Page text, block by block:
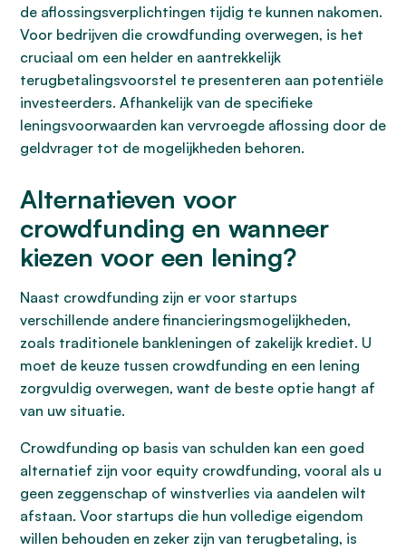
de aflossingsverplichtingen tijdig te kunnen nakomen.
Voor bedrijven die crowdfunding overwegen, is het
cruciaal om een helder en aantrekkelijk
terugbetalingsvoorstel te presenteren aan potentiële
investeerders. Afhankelijk van de specifieke
leningsvoorwaarden kan vervroegde aflossing door de
geldvrager tot de mogelijkheden behoren.
Alternatieven voor
crowdfunding en wanneer
kiezen voor een lening?
Naast crowdfunding zijn er voor startups
verschillende andere financieringsmogelijkheden,
zoals traditionele bankleningen of zakelijk krediet. U
moet de keuze tussen crowdfunding en een lening
zorgvuldig overwegen, want de beste optie hangt af
van uw situatie.
Crowdfunding op basis van schulden kan een goed
alternatief zijn voor equity crowdfunding, vooral als u
geen zeggenschap of winstverlies via aandelen wilt
afstaan. Voor startups die hun volledige eigendom
willen behouden en zeker zijn van terugbetaling, is